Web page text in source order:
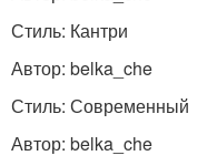
Стиль: Кантри
Автор: belka_che
Стиль: Современный
Автор: belka_che